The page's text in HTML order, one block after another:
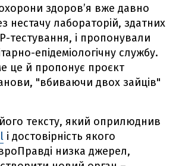
охорони здоров’я вже давно
нестачу лабораторій, здатних
тестування, і пропонували
епідеміологічну службу.
це й пропонує проєкт
"вбиваючи двох зайців"
тексту, який оприлюднив
і достовірність якого
низка джерел,